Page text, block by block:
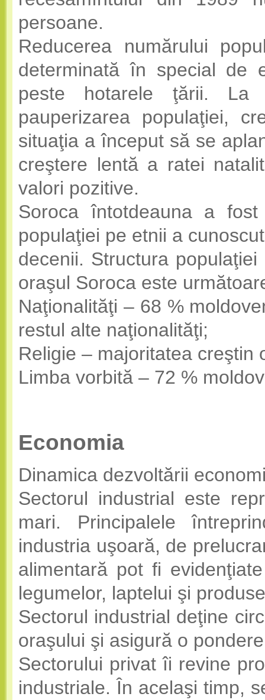
persoane.
Reducerea numărului
determinată în special de
peste hotarele ţării. La
pauperizarea populaţiei,
situaţia a început să se
creştere lentă a ratei
valori pozitive.
Soroca întotdeauna a
populaţiei pe etnii a
decenii. Structura
oraşul Soroca este
Naţionalităţi – 68 %
restul alte naţionalităţi;
Religie – majoritatea creştin
Limba vorbită – 72 %
Economia
Dinamica dezvoltării
Sectorul industrial este
mari. Principalele
industria uşoară, de
alimentară pot fi
legumelor, laptelui şi
Sectorul industrial deţine
oraşului şi asigură o
Sectorului privat îi revine
industriale. În acelaşi timp,